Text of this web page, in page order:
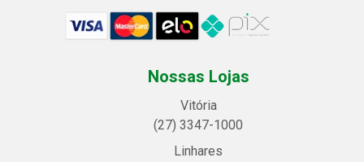
Nossas Lojas
Vitória
(27) 3347-1000
Linhares